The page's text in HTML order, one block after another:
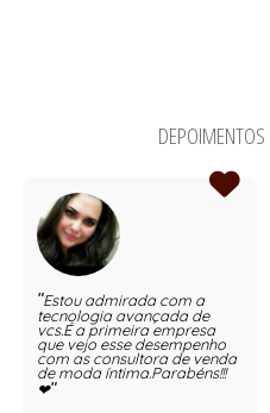
Estou admirada com a
tecnologia avançada de
vcs.É a primeira empresa
que vejo esse desempenho
com as consultora de venda
de moda íntima.Parabéns!!!
❤